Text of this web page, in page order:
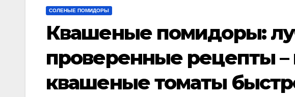
СОЛЕНЫЕ ПОМИДОРЫ
Квашеные помидоры:
проверенные рецепты –
квашеные томаты